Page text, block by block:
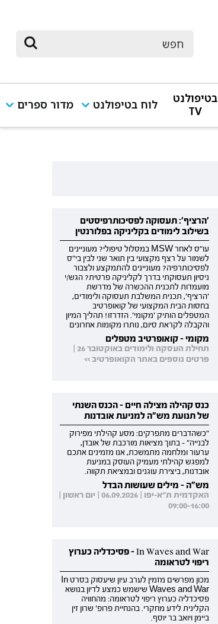
בטיפולנט
TV
לוח בטיפולנט מדור ספרים
'הרציף': תעסוקה לפסיכותרפיסטים
בשילוב לימודים בקליניקה בפלורנטין
עו"ס לאחר MSW במסלול טיפולי? מעוניינים
לשמור על רצף מקצועי בין תואר שני לבין בי"ס
לפסיכותרפיה? מעוניינים להתמקצע ולצבור
ניסיון תעסוקתי בדרך לקליניקה פרטית? הגש/י
מועמדות לתכנית ההכשרה של מדרשת
'הרציף', תכנית המשלבת תעסוקה ולימודים,
בחסות הבית המקצועי של קואופרטיב
המטפלים הותיק 'מקומי'. הזדרזו! תהליך המיון
והקבלה לקראת סיום, נותרו מקומות אחרונים
מקומי - קואופרטיב מטפלים
תחילת העסקה ולימודים באוקטובר 26 |
פרטים נוספים באתר הקואופרטיב >>
כנס קהילה מצילה חיים - הכנס השנתי
של תנועת מש"ה למניעת אובדנות
"כשהדברים מתפרקים: מסע קהילתי מפירוק
לבנייה" - בתוך מציאות מורכבת של אובדן,
ערעור ומלחמה מתמשכת, אנו מזמינים אתכם
למפגש קהילתי מעמיק העוסק במניעת
אובדנות, ביצירת עוגנים ובמציאת תקווה.
מש"ה - מילים שעושות הבדל
האקדמית ת"א-יפו | 06.09.2026 | יום ראשון |
09:00-16:00
In Waves and War - פסיכדליה כערוץ
ריפוי לטראומה
מכון מפרשים מזמין לערב עיון שיעסוק בסרט In
Waves and War שישמש כמצע לדיון בנושא
פסיכדליה כערוץ ריפוי לטראומה: מהחוויה
הקלינית לידע מחקרי. בהנחיית פרופ' שרון זין
ביימן ויואב בר יוסף.